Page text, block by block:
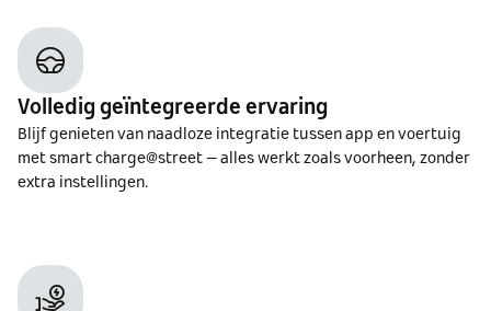
Volledig geïntegreerde ervaring
Blijf genieten van naadloze integratie tussen app en voertuig
met smart charge@street – alles werkt zoals voorheen, zonder
extra instellingen.